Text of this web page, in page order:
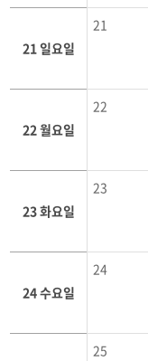
21 일요일
21
22 월요일
22
23 화요일
23
24 수요일
24
25